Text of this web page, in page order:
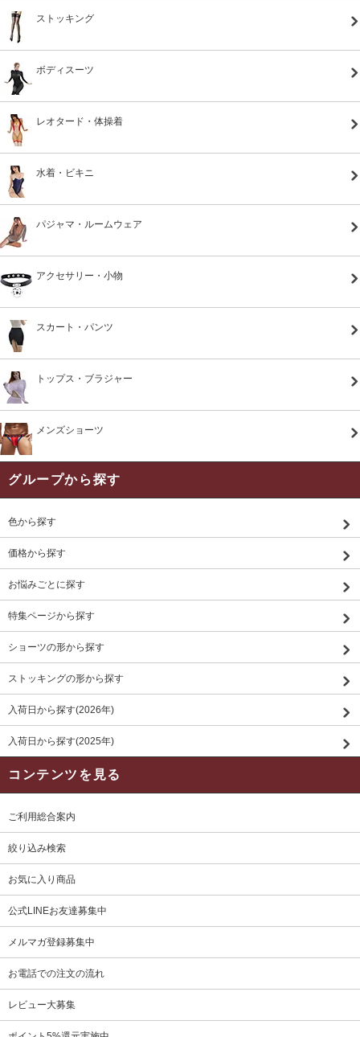
ストッキング
ボディスーツ
レオタード・体操着
水着・ビキニ
パジャマ・ルームウェア
アクセサリー・小物
スカート・パンツ
トップス・ブラジャー
メンズショーツ
グループから探す
色から探す
価格から探す
お悩みごとに探す
特集ページから探す
ショーツの形から探す
ストッキングの形から探す
入荷日から探す(2026年)
入荷日から探す(2025年)
コンテンツを見る
ご利用総合案内
絞り込み検索
お気に入り商品
公式LINEお友達募集中
メルマガ登録募集中
お電話での注文の流れ
レビュー大募集